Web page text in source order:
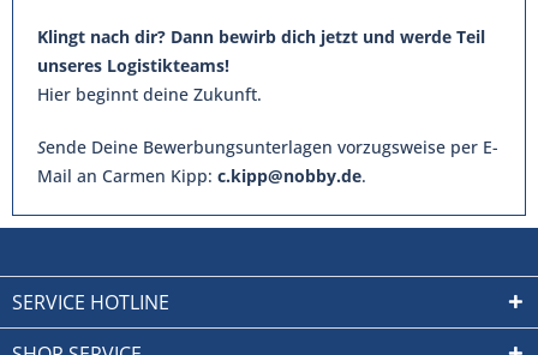
Klingt nach dir? Dann bewirb dich jetzt und werde Teil
unseres Logistikteams!
Hier beginnt deine Zukunft.
Sende Deine Bewerbungsunterlagen vorzugsweise per E-
Mail an Carmen Kipp: c.kipp@nobby.de.
SERVICE HOTLINE